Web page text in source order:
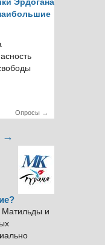
Эрдогана
Опросы →
→
Матильды и